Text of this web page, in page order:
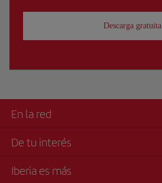
Descarga gratuita
En la red
De tu interés
Iberia es más